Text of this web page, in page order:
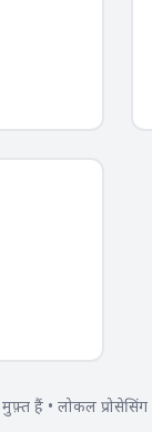
हैं • लोकल प्रोसेसिंग